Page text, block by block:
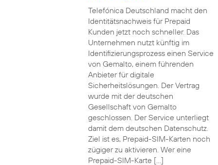
Telefónica Deutschland macht den
Identitätsnachweis für Prepaid
Kunden jetzt noch schneller. Das
Unternehmen nutzt künftig im
Identifizierungsprozess einen Service
von Gemalto, einem führenden
Anbieter für digitale
Sicherheitslösungen. Der Vertrag
wurde mit der deutschen
Gesellschaft von Gemalto
geschlossen. Der Service unterliegt
damit dem deutschen Datenschutz.
Ziel ist es, Prepaid-SIM-Karten noch
zügiger zu aktivieren. Wer eine
Prepaid-SIM-Karte […]